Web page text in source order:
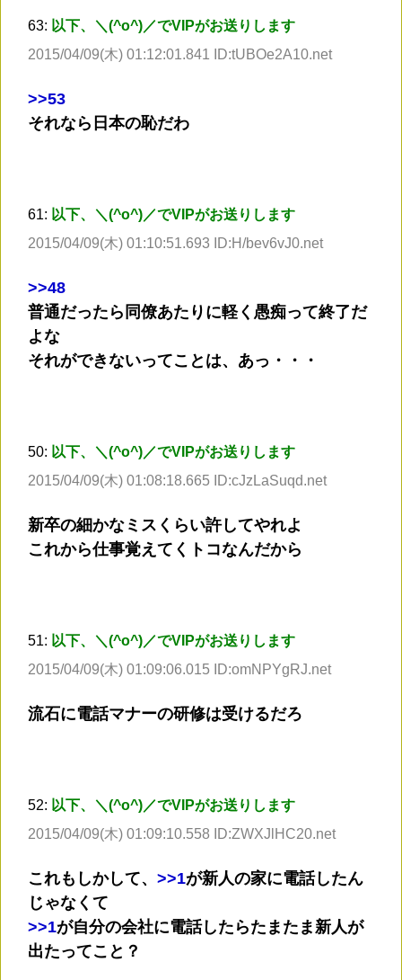
63: 以下、＼(^o^)／でVIPがお送りします
2015/04/09(木) 01:12:01.841 ID:tUBOe2A10.net
>>53
それなら日本の恥だわ
61: 以下、＼(^o^)／でVIPがお送りします
2015/04/09(木) 01:10:51.693 ID:H/bev6vJ0.net
>>48
普通だったら同僚あたりに軽く愚痴って終了だ
よな
それができないってことは、あっ・・・
50: 以下、＼(^o^)／でVIPがお送りします
2015/04/09(木) 01:08:18.665 ID:cJzLaSuqd.net
新卒の細かなミスくらい許してやれよ
これから仕事覚えてくトコなんだから
51: 以下、＼(^o^)／でVIPがお送りします
2015/04/09(木) 01:09:06.015 ID:omNPYgRJ.net
流石に電話マナーの研修は受けるだろ
52: 以下、＼(^o^)／でVIPがお送りします
2015/04/09(木) 01:09:10.558 ID:ZWXJlHC20.net
これもしかして、 >>1が新人の家に電話したん
じゃなくて
>>1が自分の会社に電話したらたまたま新人が
出たってこと？